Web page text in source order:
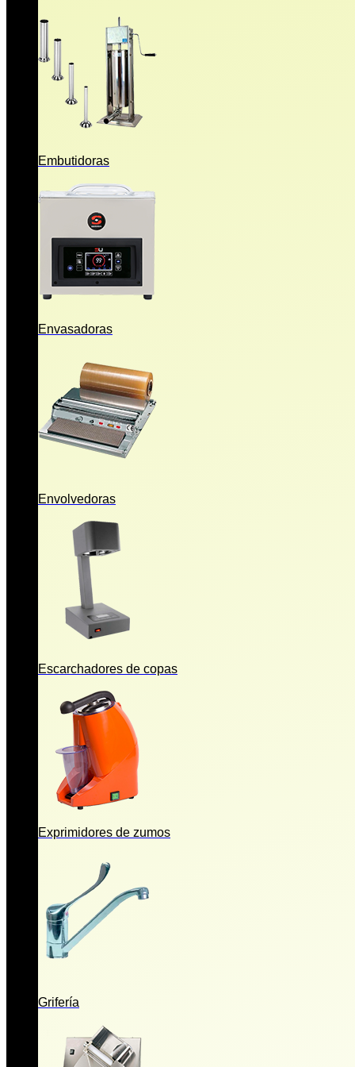
Embutidoras
Envasadoras
Envolvedoras
Escarchadores de copas
Exprimidores de zumos
Grifería